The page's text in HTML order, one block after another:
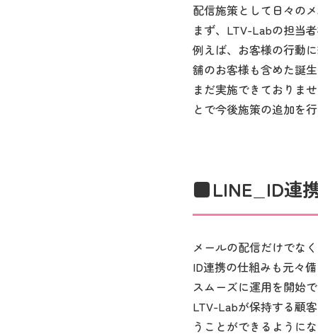
配信施策として日々の
まず、LTV-Labの担当
例えば、お客様の行動
舗のお客様も含めた誕
まだ実施できておりま
とで今後施策の追加を行
LINE_ID連
メールの配信だけでな
ID連携の仕組みも元々
スムーズに運用を開始で
LTV-Labが保持する顧
うことができるように